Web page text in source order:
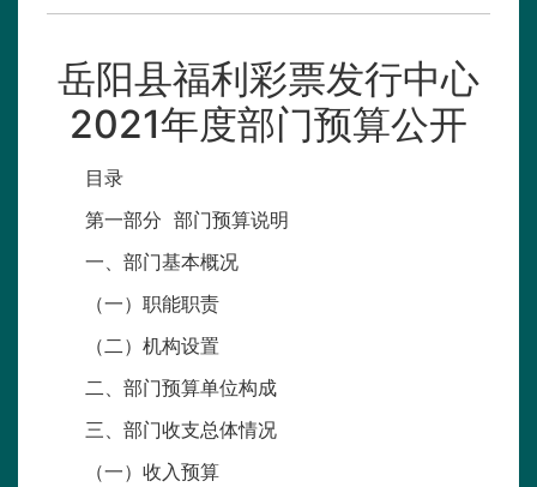
岳阳县福利彩票发行中心
2021年度部门预算公开
目录
第一部分 部门预算说明
一、部门基本概况
（一）职能职责
（二）机构设置
二、部门预算单位构成
三、部门收支总体情况
（一）收入预算